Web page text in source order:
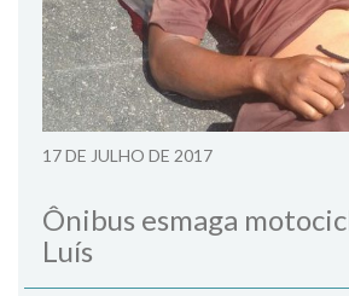
17 DE JULHO DE 2017
Ônibus esmaga
Luís